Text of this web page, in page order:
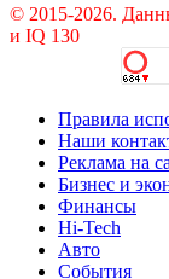
© 2015-2026.
и IQ 130
Правила
Наши
Реклама на
Бизнес и
Финансы
Hi-Tech
Авто
События